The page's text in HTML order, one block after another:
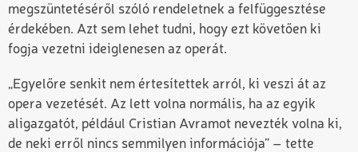
megszüntetéséről szóló rendeletnek a felfüggesztése
érdekében. Azt sem lehet tudni, hogy ezt követően ki
fogja vezetni ideiglenesen az operát.
„Egyelőre senkit nem értesítettek arról, ki veszi át az
opera vezetését. Az lett volna normális, ha az egyik
aligazgatót, például Cristian Avramot nevezték volna ki,
de neki erről nincs semmilyen információja” – tette